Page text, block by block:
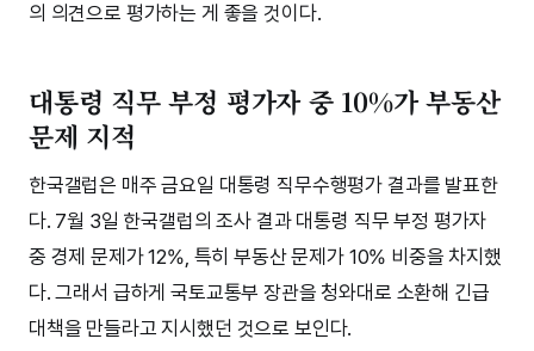
의 의견으로 평가하는 게 좋을 것이다.
대통령 직무 부정 평가자 중 10%가 부동산
문제 지적
한국갤럽은 매주 금요일 대통령 직무수행평가 결과를 발표한
다. 7월 3일 한국갤럽의 조사 결과 대통령 직무 부정 평가자
중 경제 문제가 12%, 특히 부동산 문제가 10% 비중을 차지했
다. 그래서 급하게 국토교통부 장관을 청와대로 소환해 긴급
대책을 만들라고 지시했던 것으로 보인다.